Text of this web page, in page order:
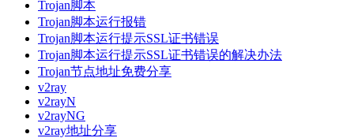
Trojan脚本
Trojan脚本运行报错
Trojan脚本运行提示SSL证书错误
Trojan脚本运行提示SSL证书错误的解决办法
Trojan节点地址免费分享
v2ray
v2rayN
v2rayNG
v2ray地址分享